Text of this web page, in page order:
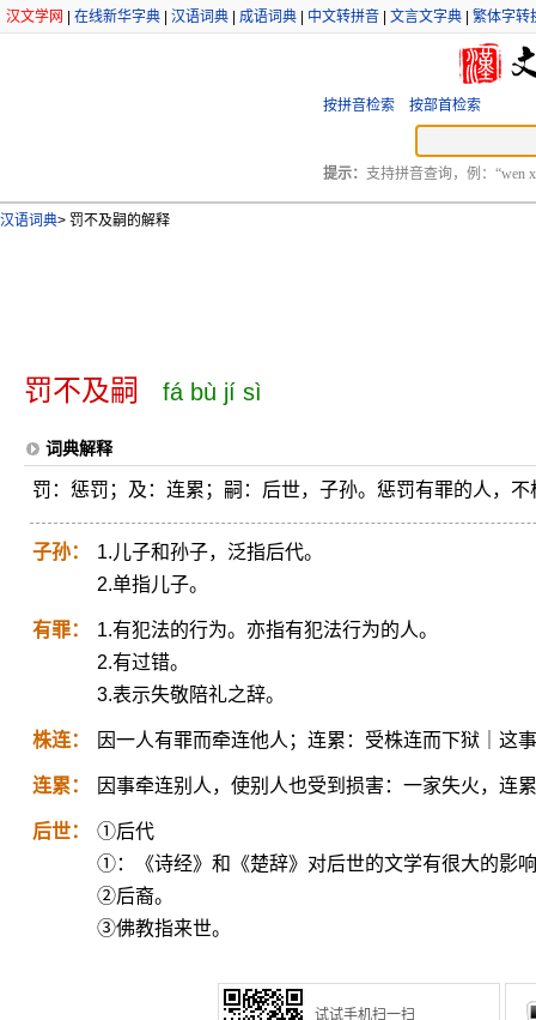
汉文学网 在线新华字典 汉语词典 成语词典 中文转拼音 文言文字典 繁体字转
按拼音检索 按部首检索
提示： 支持拼音查询，例：“wen
汉语词典> 罚不及嗣的解释
罚不及嗣 fá bù jí sì
词典解释
罚：惩罚；及：连累；嗣：后世，子孙。惩罚有罪的人，
子孙：
1.儿子和孙子，泛指后代。
2.单指儿子。
有罪：
1.有犯法的行为。亦指有犯法行为的人。
2.有过错。
3.表示失敬陪礼之辞。
株连： 因一人有罪而牵连他人；连累：受株连而下狱｜这
连累： 因事牵连别人，使别人也受到损害：一家失火，连
后世：
①后代
①：《诗经》和《楚辞》对后世的文学有很大的影
②后裔。
③佛教指来世。
试试手机扫一扫